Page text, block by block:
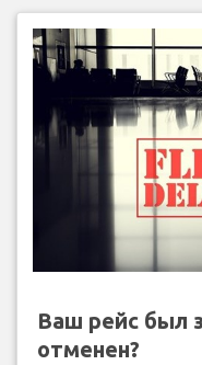
Ваш рейс был
отменен?